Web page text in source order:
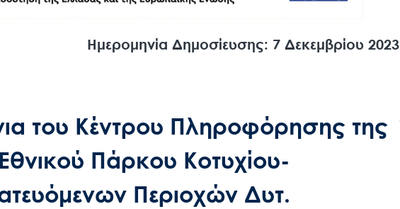
Search
for:
Ο.ΦΥ.ΠΕ.Κ.Α.
Ημερομηνία Δημοσίευσης: 7 Δεκεμβρίου 2023
του Κέντρου Πληροφόρησης της
Πάρκου Κοτυχίου-
Περιοχών Δυτ.